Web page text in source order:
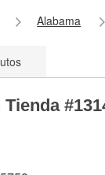
Alabama